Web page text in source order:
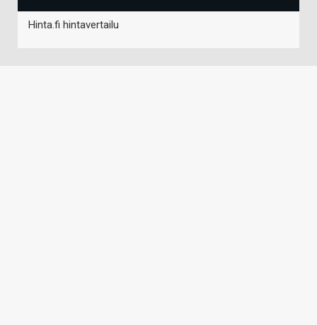
Hinta.fi hintavertailu